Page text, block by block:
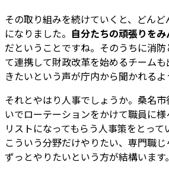
その取り組みを続けていくと、どん
になりました。 自分たちの頑張りを
だということですね。そのうちに消
て連携して財政改革を始めるチーム
きたいという声が庁内から聞かれるよ
それとやはり人事でしょうか。桑名
いでローテーションをかけて職員に
リストになってもらう人事策をとっ
こういう分野だけやりたい、専門職
ずっとやりたいという方が結構います。